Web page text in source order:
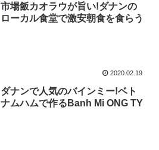
市場飯カオラウが旨い!ダナンの
ローカル食堂で激安朝食を食らう
2020.02.19
ダナンで人気のバインミー!ベト
ナムハムで作るBanh Mi ONG TY